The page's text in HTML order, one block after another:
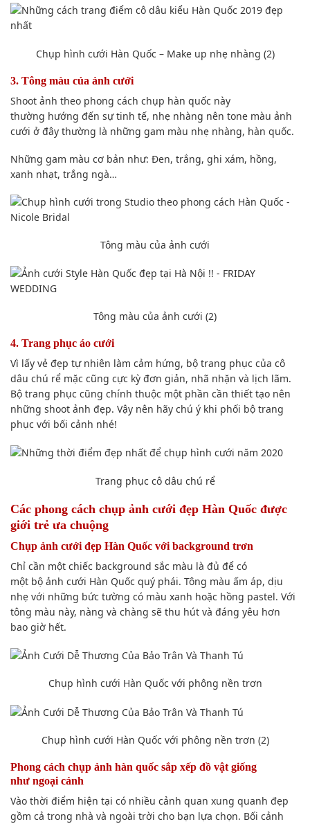
Chụp hình cưới Hàn Quốc – Make up nhẹ nhàng (2)
3. Tông màu của ảnh cưới
Shoot ảnh theo phong cách chụp hàn quốc này
thường hướng đến sự tinh tế, nhẹ nhàng nên tone màu ảnh
cưới ở đây thường là những gam màu nhẹ nhàng, hàn quốc.
Những gam màu cơ bản như: Đen, trắng, ghi xám, hồng,
xanh nhạt, trắng ngà…
Tông màu của ảnh cưới
Tông màu của ảnh cưới (2)
4. Trang phục áo cưới
Vì lấy vẻ đẹp tự nhiên làm cảm hứng, bộ trang phục của cô
dâu chú rể mặc cũng cực kỳ đơn giản, nhã nhặn và lịch lãm.
Bộ trang phục cũng chính thuộc một phần cần thiết tạo nên
những shoot ảnh đẹp. Vậy nên hãy chú ý khi phối bộ trang
phục với bối cảnh nhé!
Trang phục cô dâu chú rể
Các phong cách chụp ảnh cưới đẹp Hàn Quốc được
giới trẻ ưa chuộng
Chụp ảnh cưới đẹp Hàn Quốc với background trơn
Chỉ cần một chiếc background sắc màu là đủ để có
một bộ ảnh cưới Hàn Quốc quý phái. Tông màu ấm áp, dịu
nhẹ với những bức tường có màu xanh hoặc hồng pastel. Với
tông màu này, nàng và chàng sẽ thu hút và đáng yêu hơn
bao giờ hết.
Chụp hình cưới Hàn Quốc với phông nền trơn
Chụp hình cưới Hàn Quốc với phông nền trơn (2)
Phong cách chụp ảnh hàn quốc sắp xếp đồ vật giống
như ngoại cảnh
Vào thời điểm hiện tại có nhiều cảnh quan xung quanh đẹp
gồm cả trong nhà và ngoài trời cho bạn lựa chọn. Bối cảnh